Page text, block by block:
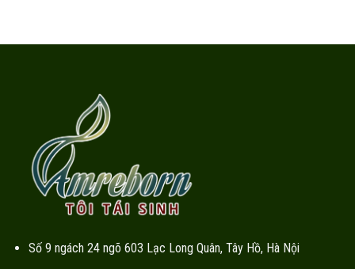
Số 9 ngách 24 ngõ 603 Lạc Long Quân, Tây Hồ, Hà Nội